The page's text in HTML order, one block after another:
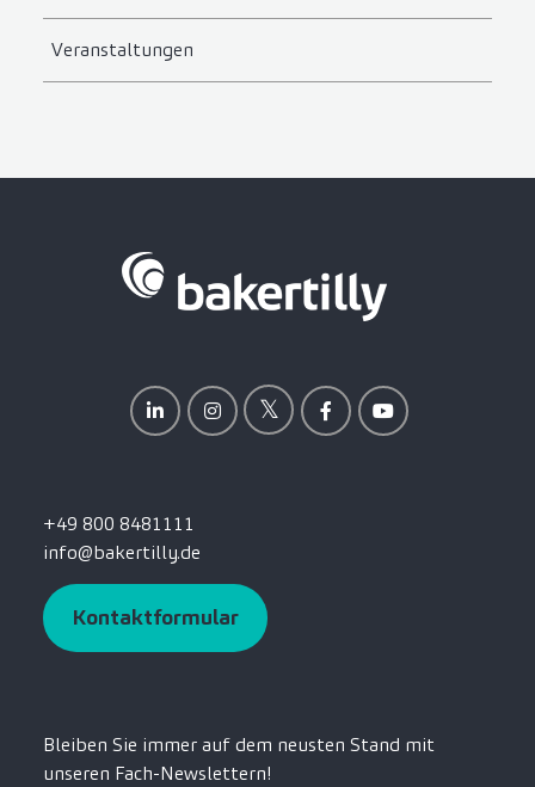
Veranstaltungen
+49 800 8481111
info@bakertilly.de
Kontaktformular
Bleiben Sie immer auf dem neusten Stand mit
unseren Fach-Newslettern!